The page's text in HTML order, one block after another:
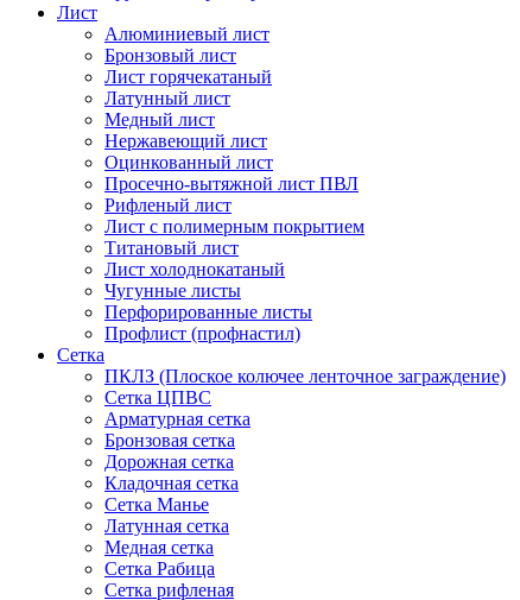
Лист
Алюминиевый лист
Бронзовый лист
Лист горячекатаный
Латунный лист
Медный лист
Нержавеющий лист
Оцинкованный лист
Просечно-вытяжной лист ПВЛ
Рифленый лист
Лист с полимерным покрытием
Титановый лист
Лист холоднокатаный
Чугунные листы
Перфорированные листы
Профлист (профнастил)
Сетка
ПКЛЗ (Плоское колючее ленточное заграждение)
Сетка ЦПВС
Арматурная сетка
Бронзовая сетка
Дорожная сетка
Кладочная сетка
Сетка Манье
Латунная сетка
Медная сетка
Сетка Рабица
Сетка рифленая